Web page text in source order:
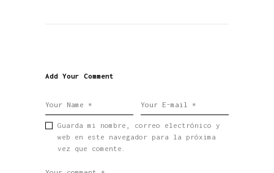
Add Your Comment
Guarda mi nombre, correo electrónico y
web en este navegador para la próxima
vez que comente.